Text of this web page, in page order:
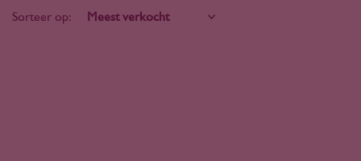
Sorteer op: